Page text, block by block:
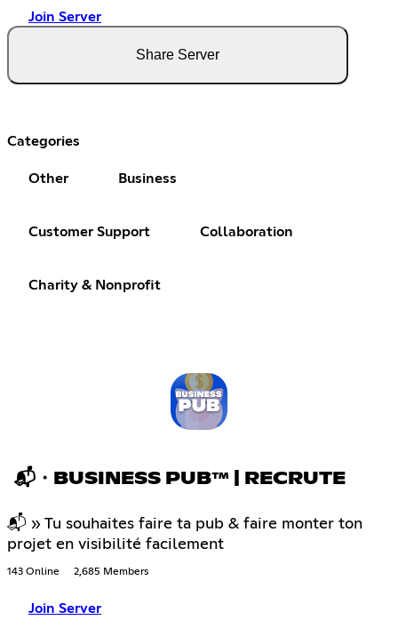
Join Server
Share Server
Categories
Other Business
Customer Support Collaboration
Charity & Nonprofit
📬・BUSINESS PUB™ | RECRUTE
📬 » Tu souhaites faire ta pub & faire monter ton
projet en visibilité facilement
143 Online 2,685 Members
Join Server